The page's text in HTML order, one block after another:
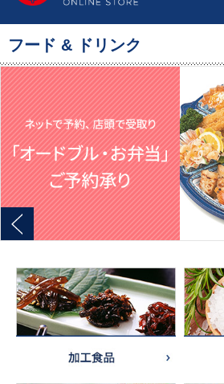
フード & ドリンク